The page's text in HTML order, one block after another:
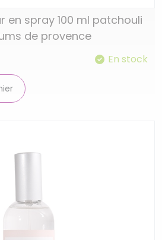
en spray 100 ml patchouli
de provence
En stock